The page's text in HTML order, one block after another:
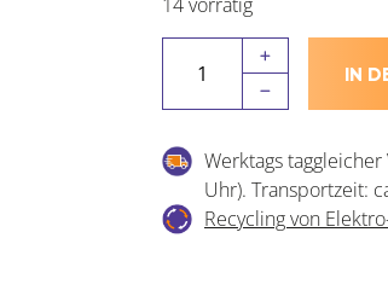
BOHRCRAFT
Schneideisen
DIN
22568
HSSG
IN
Werktags
Uhr). Transportzeit:
Recycling von